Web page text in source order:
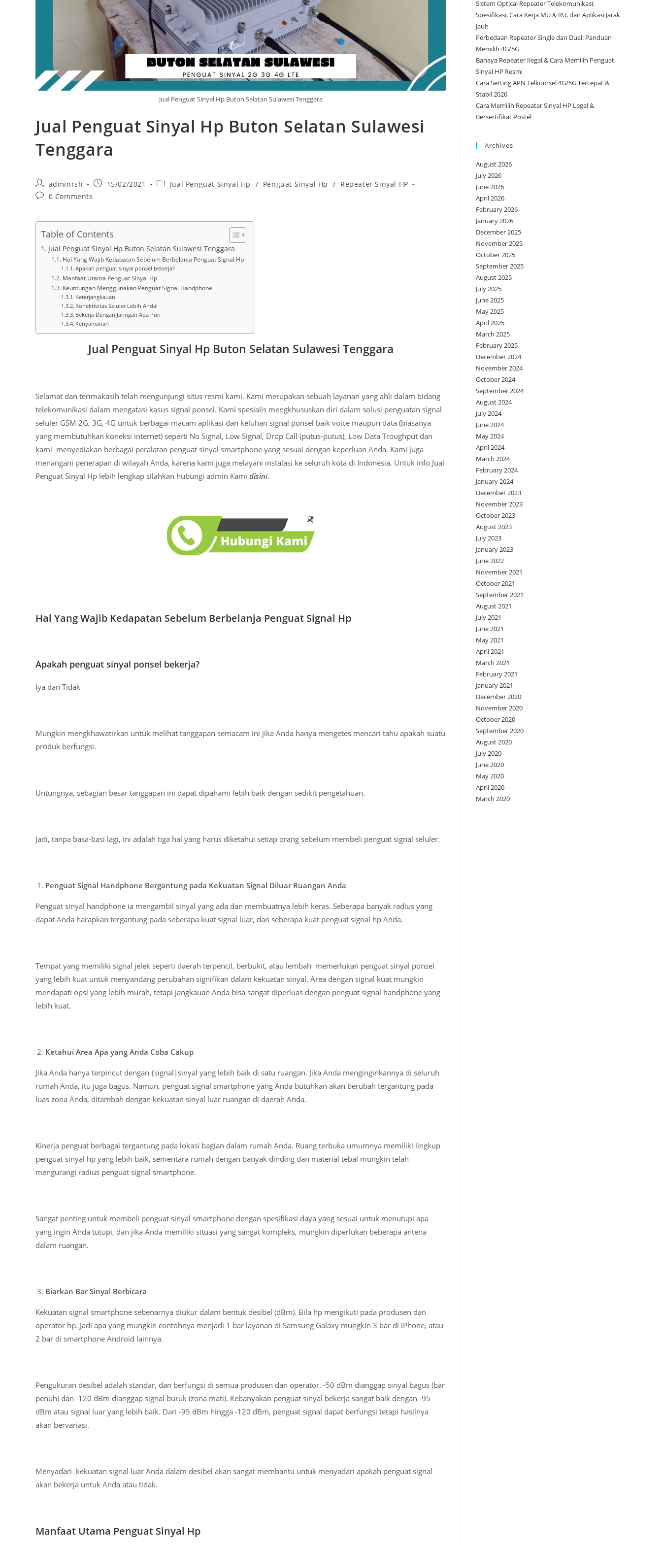
Jual Penguat Sinyal Hp Buton Selatan Sulawesi Tenggara
Jual Penguat Sinyal Hp Buton Selatan Sulawesi
Tenggara
Post
author:
adminrsh
Post15/02/2021
PostJual Penguat Sinyal Hp / Penguat Sinyal Hp / Repeater Sinyal HP
Post0 Comments
Table of Contents
Jual Penguat Sinyal Hp Buton Selatan Sulawesi Tenggara
Hal Yang Wajib Kedapatan Sebelum Berbelanja Penguat Signal Hp
Apakah penguat sinyal ponsel bekerja?
Manfaat Utama Penguat Sinyal Hp
Keuntungan Menggunakan Penguat Signal Handphone
Keterjangkauan
Konektivitas Seluler Lebih Andal
Bekerja Dengan Jaringan Apa Pun
Kenyamanan
Jual Penguat Sinyal Hp Buton Selatan Sulawesi Tenggara
Selamat dan terimakasih telah mengunjungi situs resmi kami. Kami merupakan sebuah layanan yang ahli dalam bidang
telekomunikasi dalam mengatasi kasus signal ponsel. Kami spesialis mengkhususkan diri dalam solusi penguatan signal
seluler GSM 2G, 3G, 4G untuk berbagai macam aplikasi dan keluhan signal ponsel baik voice maupun data (biasanya
yang membutuhkan koneksi internet) seperti No Signal, Low Signal, Drop Call (putus-putus), Low Data Troughput dan
kami menyediakan berbagai peralatan penguat sinyal smartphone yang sesuai dengan keperluan Anda. Kami juga
menangani penerapan di wilayah Anda, karena kami juga melayani instalasi ke seluruh kota di Indonesia. Untuk info Jual
Penguat Sinyal Hp lebih lengkap silahkan hubungi admin Kami disini.
Hal Yang Wajib Kedapatan Sebelum Berbelanja Penguat Signal Hp
Apakah penguat sinyal ponsel bekerja?
Iya dan Tidak
Mungkin mengkhawatirkan untuk melihat tanggapan semacam ini jika Anda hanya mengetes mencari tahu apakah suatu
produk berfungsi.
Untungnya, sebagian besar tanggapan ini dapat dipahami lebih baik dengan sedikit pengetahuan.
Jadi, tanpa basa-basi lagi, ini adalah tiga hal yang harus diketahui setiap orang sebelum membeli penguat signal seluler.
Penguat Signal Handphone Bergantung pada Kekuatan Signal Diluar Ruangan Anda
Penguat sinyal handphone ia mengambil sinyal yang ada dan membuatnya lebih keras. Seberapa banyak radius yang
dapat Anda harapkan tergantung pada seberapa kuat signal luar, dan seberapa kuat penguat signal hp Anda.
Tempat yang memiliki signal jelek seperti daerah terpencil, berbukit, atau lembah memerlukan penguat sinyal ponsel
yang lebih kuat untuk menyandang perubahan signifikan dalam kekuatan sinyal. Area dengan signal kuat mungkin
mendapati opsi yang lebih murah, tetapi jangkauan Anda bisa sangat diperluas dengan penguat signal handphone yang
lebih kuat.
Ketahui Area Apa yang Anda Coba Cakup
Jika Anda hanya terpincut dengan {signal|sinyal yang lebih baik di satu ruangan. Jika Anda menginginkannya di seluruh
rumah Anda, itu juga bagus. Namun, penguat signal smartphone yang Anda butuhkan akan berubah tergantung pada
luas zona Anda, ditambah dengan kekuatan sinyal luar ruangan di daerah Anda.
Kinerja penguat berbagai tergantung pada lokasi bagian dalam rumah Anda. Ruang terbuka umumnya memiliki lingkup
penguat sinyal hp yang lebih baik, sementara rumah dengan banyak dinding dan material tebal mungkin telah
mengurangi radius penguat signal smartphone.
Sangat penting untuk membeli penguat sinyal smartphone dengan spesifikasi daya yang sesuai untuk menutupi apa
yang ingin Anda tutupi, dan jika Anda memiliki situasi yang sangat kompleks, mungkin diperlukan beberapa antena
dalam ruangan.
Biarkan Bar Sinyal Berbicara
Kekuatan signal smartphone sebenarnya diukur dalam bentuk desibel (dBm). Bila hp mengikuti pada produsen dan
operator hp. Jadi apa yang mungkin contohnya menjadi 1 bar layanan di Samsung Galaxy mungkin 3 bar di iPhone, atau
2 bar di smartphone Android lainnya.
Pengukuran desibel adalah standar, dan berfungsi di semua produsen dan operator. -50 dBm dianggap sinyal bagus (bar
penuh) dan -120 dBm dianggap signal buruk (zona mati). Kebanyakan penguat sinyal bekerja sangat baik dengan -95
dBm atau signal luar yang lebih baik. Dari -95 dBm hingga -120 dBm, penguat signal dapat berfungsi tetapi hasilnya
akan bervariasi.
Menyadari kekuatan signal luar Anda dalam desibel akan sangat membantu untuk menyadari apakah penguat signal
akan bekerja untuk Anda atau tidak.
Manfaat Utama Penguat Sinyal Hp
Sistem Optical Repeater Telekomunikasi:
Spesifikasi, Cara Kerja MU & RU, dan Aplikasi Jarak
Jauh
Perbedaan Repeater Single dan Dual: Panduan
Memilih 4G/5G
Bahaya Repeater Ilegal & Cara Memilih Penguat
Sinyal HP Resmi
Cara Setting APN Telkomsel 4G/5G Tercepat &
Stabil 2026
Cara Memilih Repeater Sinyal HP Legal &
Bersertifikat Postel
Archives
August 2026
July 2026
June 2026
April 2026
February 2026
January 2026
December 2025
November 2025
October 2025
September 2025
August 2025
July 2025
June 2025
May 2025
April 2025
March 2025
February 2025
December 2024
November 2024
October 2024
September 2024
August 2024
July 2024
June 2024
May 2024
April 2024
March 2024
February 2024
January 2024
December 2023
November 2023
October 2023
August 2023
July 2023
January 2023
June 2022
November 2021
October 2021
September 2021
August 2021
July 2021
June 2021
May 2021
April 2021
March 2021
February 2021
January 2021
December 2020
November 2020
October 2020
September 2020
August 2020
July 2020
June 2020
May 2020
April 2020
March 2020